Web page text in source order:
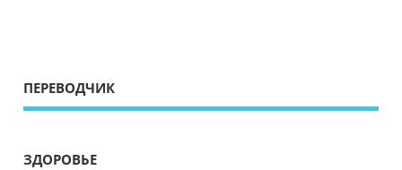
ПЕРЕВОДЧИК
ЗДОРОВЬЕ